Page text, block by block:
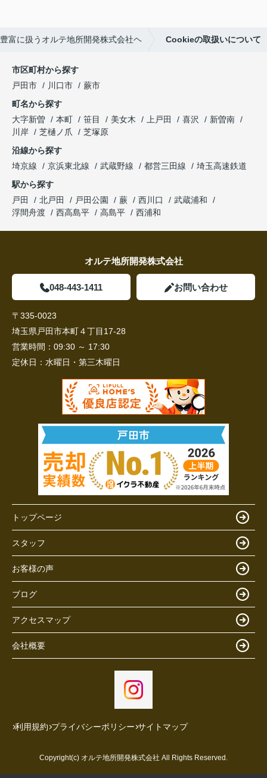
富に扱うオルテ地所開発株式会社ヘ Cookieの取扱いについて
市区町村から探す
戸田市
川口市
蕨市
町名から探す
大字新曽
本町 笹目 美女木 上戸田 喜沢
新曽南
川岸
芝樋ノ爪
芝塚原
沿線から探す
埼京線
京浜東北線 武蔵野線 都営三田線
埼玉高速鉄道
駅から探す
戸田
北戸田 戸田公園 蕨 西川口
武蔵浦和
浮間舟渡
西高島平 高島平 西浦和
オルテ地所開発株式会社
048-443-1411 お問い合わせ
〒335-0023
埼玉県戸田市本町４丁目17-28
営業時間： 09:30 ～ 17:30
定休日： 水曜日・第三木曜日
トップページ
スタッフ
お客様の声
ブログ
アクセスマップ
会社概要
利用規約 プライバシーポリシー サイトマップ
Copyright(c) オルテ地所開発株式会社 All Rights Reserved.